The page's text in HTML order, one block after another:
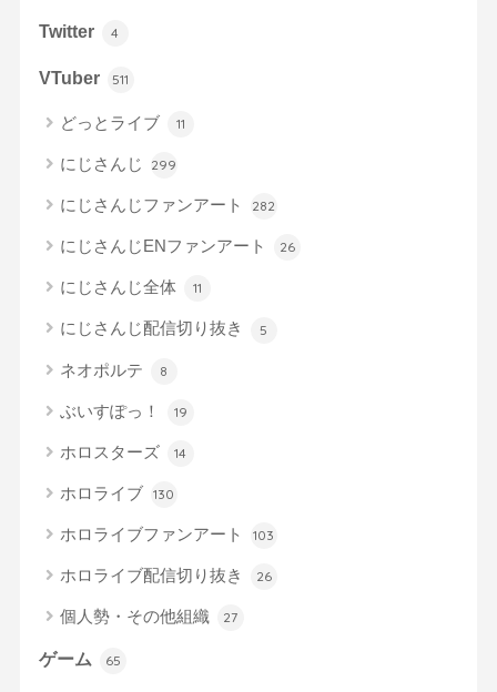
Twitter 4
VTuber 511
どっとライブ 11
にじさんじ 299
にじさんじファンアート 282
にじさんじENファンアート 26
にじさんじ全体 11
にじさんじ配信切り抜き 5
ネオポルテ 8
ぶいすぽっ！ 19
ホロスターズ 14
ホロライブ 130
ホロライブファンアート 103
ホロライブ配信切り抜き 26
個人勢・その他組織 27
ゲーム 65